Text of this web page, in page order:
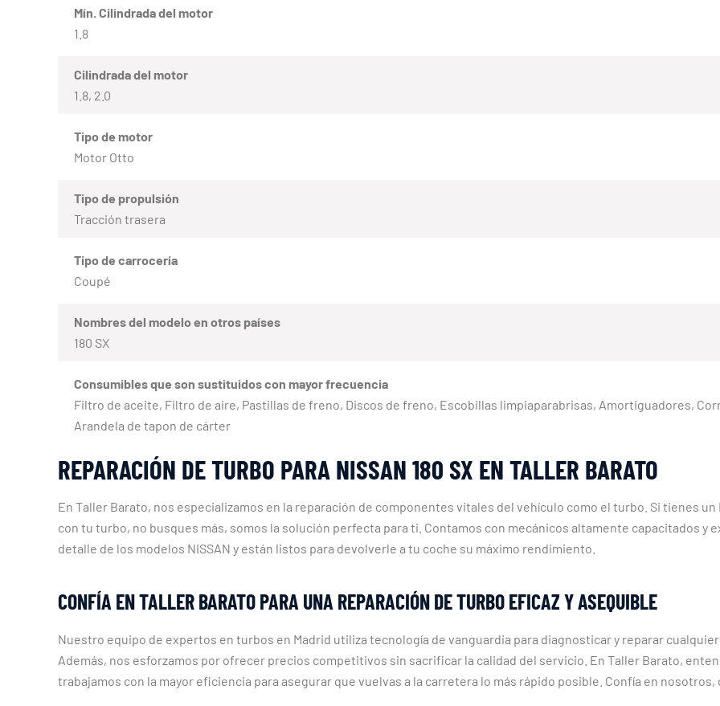
Mín. Cilindrada del motor
1.8
Cilindrada del motor
1.8, 2.0
Tipo de motor
Motor Otto
Tipo de propulsión
Tracción trasera
Tipo de carrocería
Coupé
Nombres del modelo en otros países
180 SX
Consumibles que son sustituidos con mayor frecuencia
Filtro de aceite, Filtro de aire, Pastillas de freno, Discos de freno, Escobillas limpiaparabrisas, Amortiguadores,
Arandela de tapon de cárter
REPARACIÓN DE TURBO PARA NISSAN 180 SX EN TALLER BARATO
En Taller Barato, nos especializamos en la reparación de componentes vitales del vehículo como el turbo. Si tienes un
con tu turbo, no busques más, somos la solución perfecta para ti. Contamos con mecánicos altamente capacitados y
detalle de los modelos NISSAN y están listos para devolverle a tu coche su máximo rendimiento.
CONFÍA EN TALLER BARATO PARA UNA REPARACIÓN DE TURBO EFICAZ Y ASEQUIBLE
Nuestro equipo de expertos en turbos en Madrid utiliza tecnología de vanguardia para diagnosticar y reparar cualquier
Además, nos esforzamos por ofrecer precios competitivos sin sacrificar la calidad del servicio. En Taller Barato,
trabajamos con la mayor eficiencia para asegurar que vuelvas a la carretera lo más rápido posible. Confía en